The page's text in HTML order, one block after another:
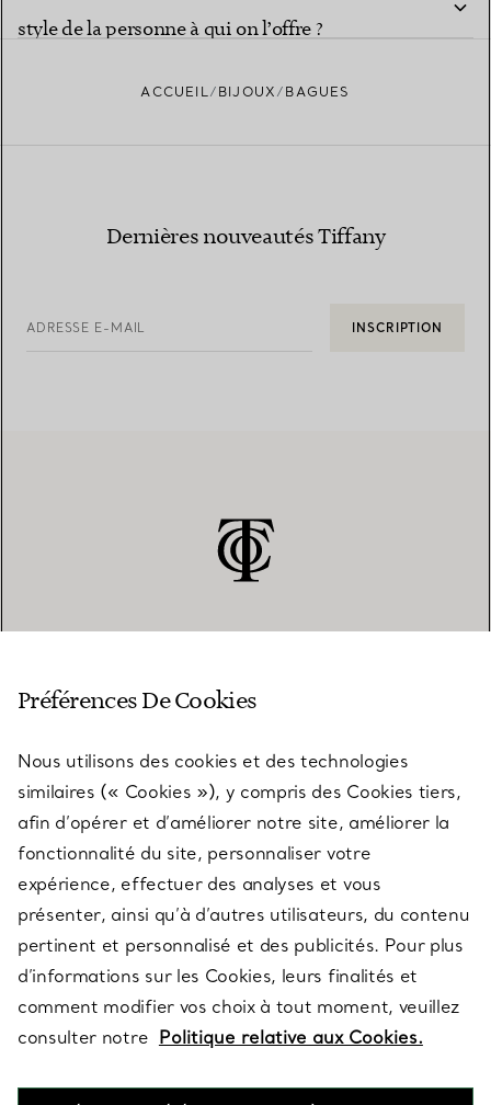
style de la personne à qui on l’offre ?
ACCUEIL BIJOUX BAGUES
Dernières nouveautés Tiffany
ADRESSE E-MAIL INSCRIPTION
SERVICES
À PROPOS
QUESTIONS LÉGALES
SUIVEZ-NOUS
Préférences De Cookies
Nous utilisons des cookies et des technologies
similaires (« Cookies »), y compris des Cookies tiers,
afin d’opérer et d’améliorer notre site, améliorer la
fonctionnalité du site, personnaliser votre
expérience, effectuer des analyses et vous
présenter, ainsi qu’à d’autres utilisateurs, du contenu
pertinent et personnalisé et des publicités. Pour plus
d’informations sur les Cookies, leurs finalités et
comment modifier vos choix à tout moment, veuillez
consulter notre Politique relative aux Cookies.